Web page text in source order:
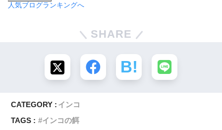
人気ブログランキングへ
SHARE
CATEGORY : インコ
TAGS :
インコの餌